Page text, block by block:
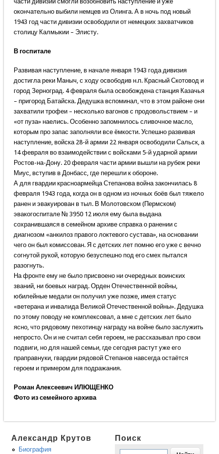
окончательно выбили немцев из Олинга. А в ночь под новый
1943 год части дивизии освободили от немецких захватчиков
столицу Калмыкии – Элисту.
В госпитале
Развивая наступление, в начале января 1943 года дивизия
достигла реки Маныч, с ходу освободив н.п. Красный Скотовод и
город Зерноград. 4 февраля была освобождена станция Казачья
– пригород Батайска. Дедушка вспоминал, что в этом районе они
захватили трофеи – несколько вагонов с продовольствием – и
«от пуза» наелись. Особенно запомнилось сливочное масло,
которым про запас заполняли все ёмкости. Успешно развивая
наступление, войска 28-й армии 22 января освободили Сальск, а
14 февраля во взаимодействии с войсками 5-й ударной армии
Ростов-на-Дону. 20 февраля части армии вышли на рубеж реки
Миус, вступив в Донбасс, где перешли к обороне.
А для гвардии красноармейца Степанова война закончилась 8
февраля 1943 года, когда он в одном из ночных боёв был тяжело
ранен и эвакуирован в тыл. В Молотовском (Пермском)
эвакогоспитале № 3950 12 июля ему была выдана
сохранившаяся в семейном архиве справка о ранении с
диагнозом «анкилоз правого локтевого сустава», на основании
чего он был комиссован. Я с детских лет помню его уже с вечно
согнутой рукой, которую безуспешно под его смех пытался
разогнуть.
На фронте ему не было присвоено ни очередных воинских
званий, ни боевых наград. Орден Отечественной войны,
юбилейные медали он получил уже позже, имея статус
«ветерана и инвалида Великой Отечественной войны». Дедушка
по этому поводу не комплексовал, а мне с детских лет было
ясно, что рядовому пехотинцу награду на войне было заслужить
непросто. Он и не считал себя героем, не рассказывал про свои
подвиги, но для нашей семьи, где сегодня растут уже его
праправнуки, гвардии рядовой Степанов навсегда остаётся
героем и примером для подражания.
Роман Алексеевич ИЛЮЩЕНКО
Фото из семейного архива
Александр Крутов
Биография
Поиск